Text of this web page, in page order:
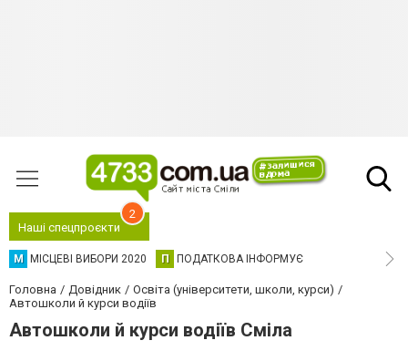
Наші спецпроєкти
2
М МІСЦЕВІ ВИБОРИ 2020 П ПОДАТКОВА ІНФОРМУЄ
Головна Довідник
Освіта (університети, школи, курси)
Автошколи й курси водіїв
Автошколи й курси водіїв Сміла